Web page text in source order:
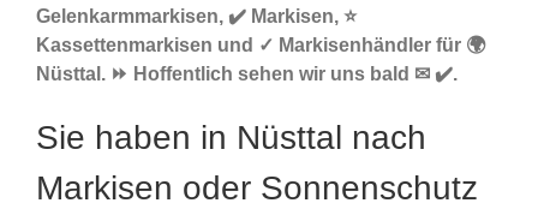
Gelenkarmmarkisen, ✔️ Markisen, ⭐
Kassettenmarkisen und ✓ Markisenhändler für 🌍
Nüsttal. ⏩ Hoffentlich sehen wir uns bald ✉ ✔️.
Sie haben in Nüsttal nach
Markisen oder Sonnenschutz